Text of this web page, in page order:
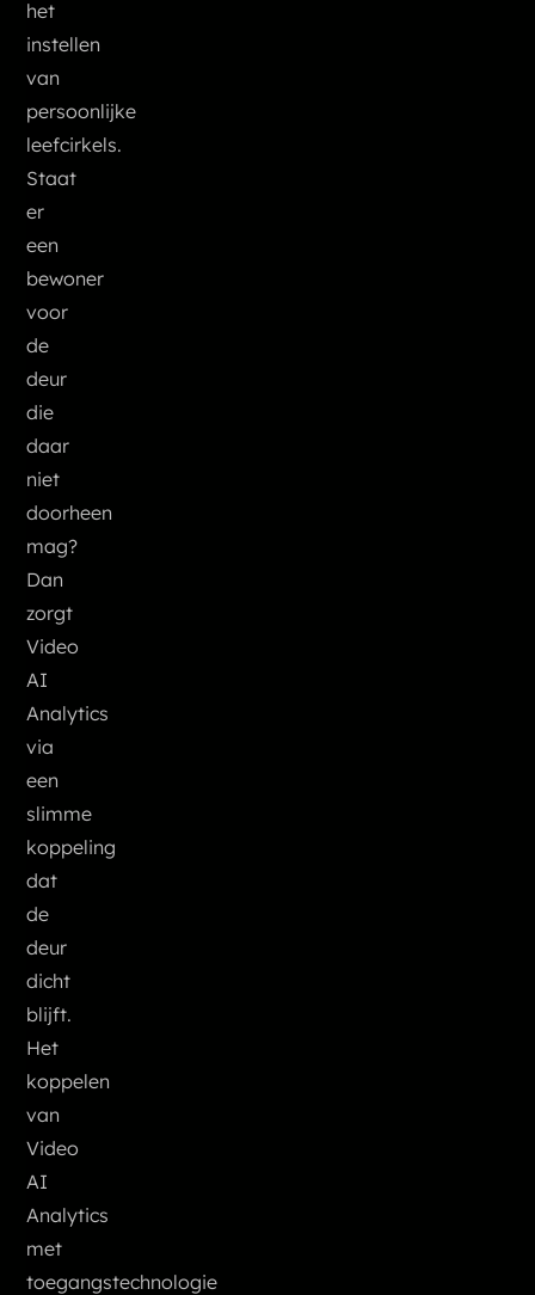
het
instellen
van
persoonlijke
leefcirkels.
Staat
er
een
bewoner
voor
de
deur
die
daar
niet
doorheen
mag?
Dan
zorgt
Video
AI
Analytics
via
een
slimme
koppeling
dat
de
deur
dicht
blijft.
Het
koppelen
van
Video
AI
Analytics
met
toegangstechnologie